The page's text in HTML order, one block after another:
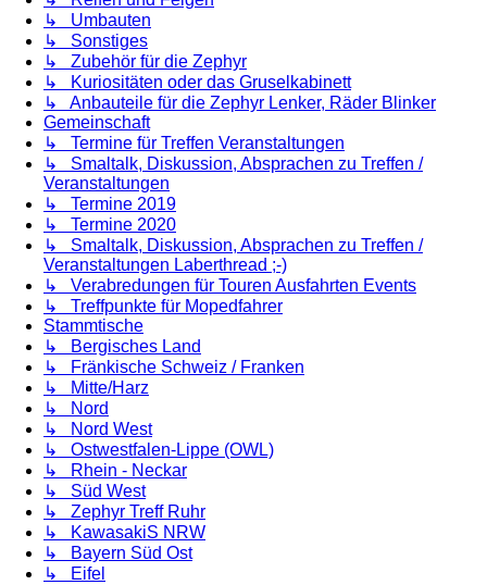
↳ Umbauten
↳ Sonstiges
↳ Zubehör für die Zephyr
↳ Kuriositäten oder das Gruselkabinett
↳ Anbauteile für die Zephyr Lenker, Räder Blinker
Gemeinschaft
↳ Termine für Treffen Veranstaltungen
↳ Smaltalk, Diskussion, Absprachen zu Treffen /
Veranstaltungen
↳ Termine 2019
↳ Termine 2020
↳ Smaltalk, Diskussion, Absprachen zu Treffen /
Veranstaltungen Laberthread ;-)
↳ Verabredungen für Touren Ausfahrten Events
↳ Treffpunkte für Mopedfahrer
Stammtische
↳ Bergisches Land
↳ Fränkische Schweiz / Franken
↳ Mitte/Harz
↳ Nord
↳ Nord West
↳ Ostwestfalen-Lippe (OWL)
↳ Rhein - Neckar
↳ Süd West
↳ Zephyr Treff Ruhr
↳ KawasakiS NRW
↳ Bayern Süd Ost
↳ Eifel